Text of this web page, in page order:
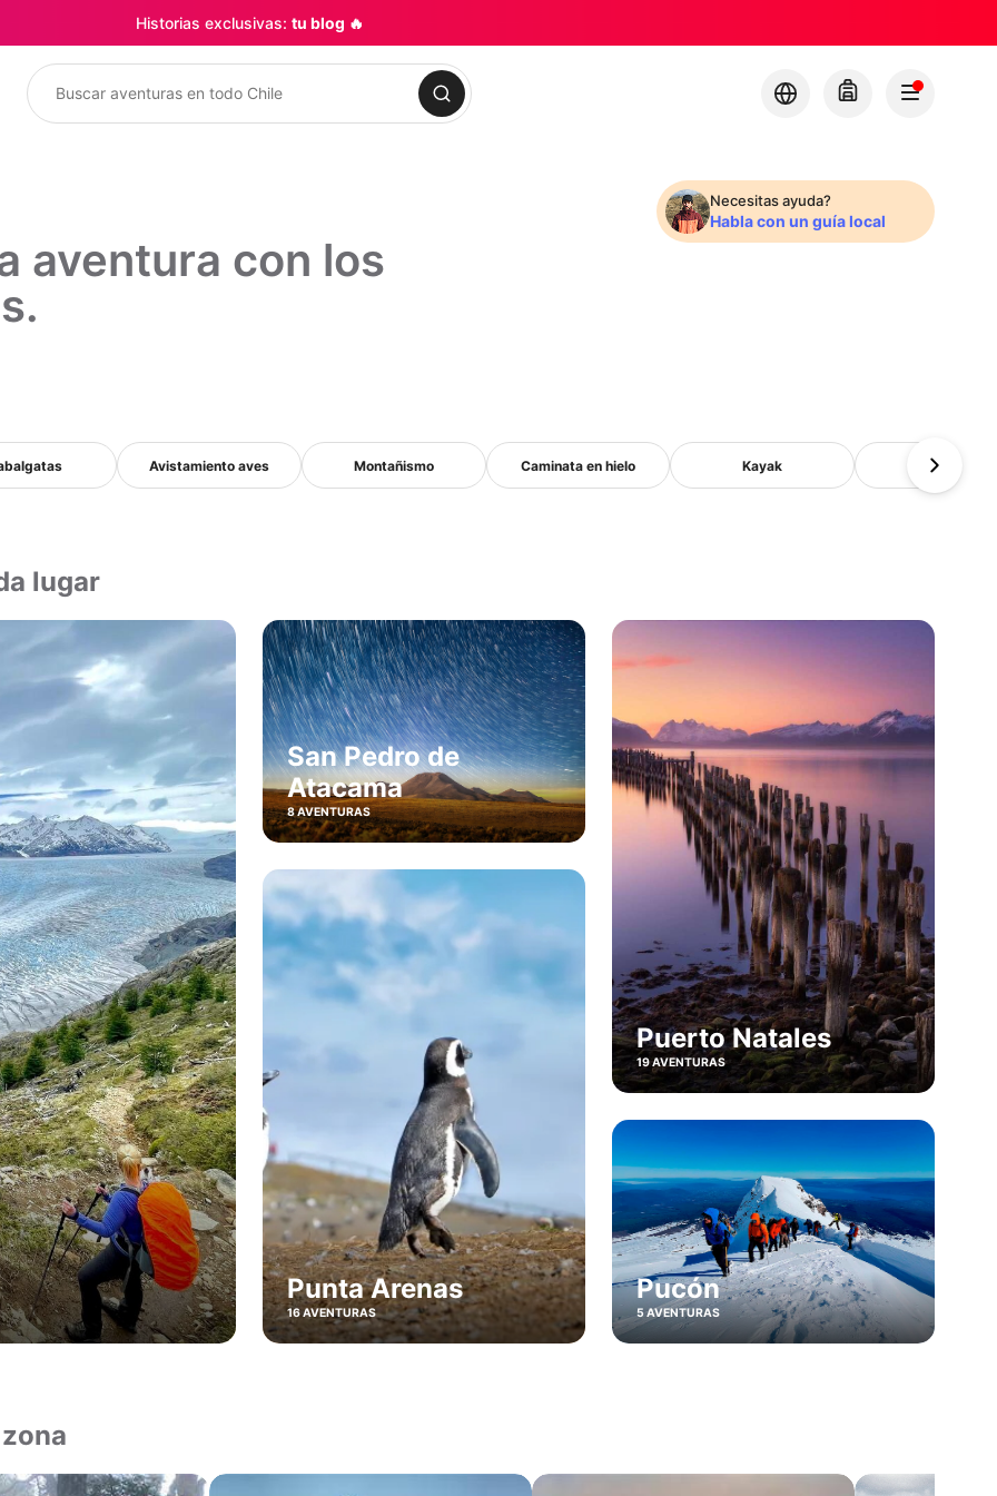
Historias exclusivas: tu blog 🔥
Buscar
aventura con los
Necesitas ayuda?
Habla con un guía local
Avistamiento aves Montañismo Caminata en hielo Kayak Pesca
lugar
San Pedro de
Atacama
8 AVENTURAS
Puerto Natales
19 AVENTURAS
Punta Arenas
16 AVENTURAS
Pucón
5 AVENTURAS